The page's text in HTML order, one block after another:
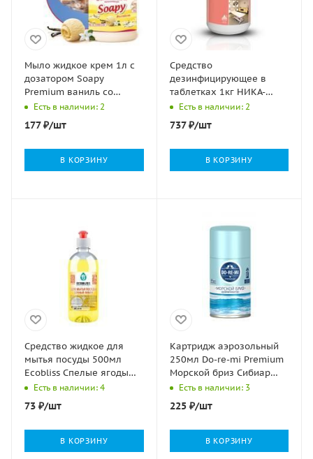
Мыло жидкое крем 1л с
дозатором Soapy
Premium ваниль со
сливками Clean&Green
Есть в наличии: 2
177₽/шт
В КОРЗИНУ
Средство
дезинфицирующее в
таблетках 1кг НИКА-
ХЛОР 300 таб. 1/6
Есть в наличии: 2
737₽/шт
В КОРЗИНУ
Средство жидкое для
мытья посуды 500мл
Ecobliss Спелые ягоды
1/1Есть в наличии: 4
73 ₽/шт
В КОРЗИНУ
Картридж аэрозольный
250мл Do-re-mi Premium
Морской бриз Сибиар
1/12Есть в наличии: 3
225₽/шт
В КОРЗИНУ